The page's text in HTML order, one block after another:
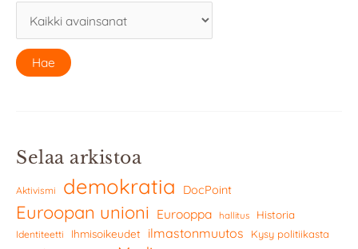
Selaa arkistoa
Aktivismi demokratia DocPoint
Euroopan unioni Eurooppa hallitus Historia
Identiteetti Ihmisoikeudet ilmastonmuutos Kysy politiikasta